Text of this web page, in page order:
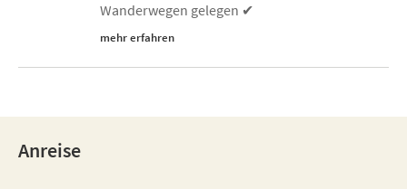
Wanderwegen gelegen ✔
mehr erfahren
Anreise